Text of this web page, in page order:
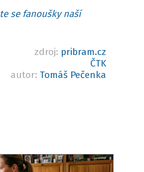
se fanoušky naší
zdroj: pribram.cz
ČTK
autor: Tomáš Pečenka